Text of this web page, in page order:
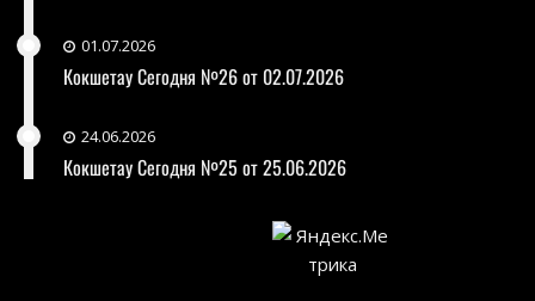
01.07.2026
Кокшетау Сегодня №26 от 02.07.2026
24.06.2026
Кокшетау Сегодня №25 от 25.06.2026